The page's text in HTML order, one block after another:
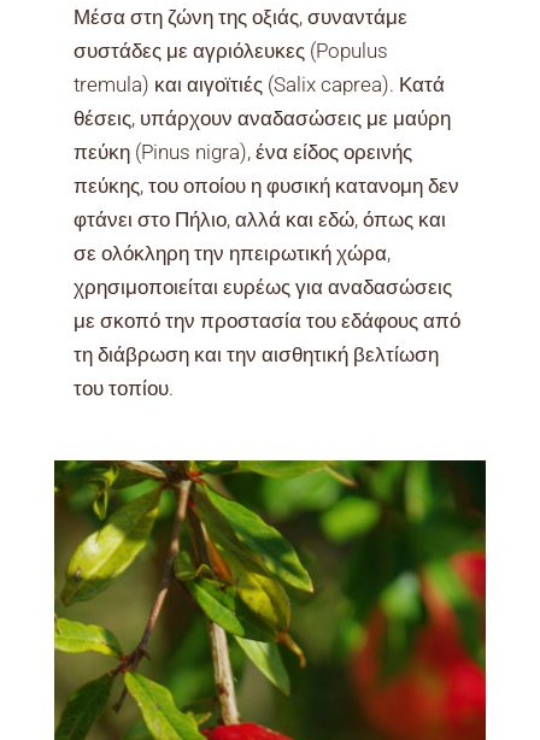
Μέσα στη ζώνη της οξιάς, συναντάμε
συστάδες με αγριόλευκες (Populus
tremula) και αιγοϊτιές (Salix caprea). Κατά
θέσεις, υπάρχουν αναδασώσεις με μαύρη
πεύκη (Pinus nigra), ένα είδος ορεινής
πεύκης, του οποίου η φυσική κατανομη δεν
φτάνει στο Πήλιο, αλλά και εδώ, όπως και
σε ολόκληρη την ηπειρωτική χώρα,
χρησιμοποιείται ευρέως για αναδασώσεις
με σκοπό την προστασία του εδάφους από
τη διάβρωση και την αισθητική βελτίωση
του τοπίου.